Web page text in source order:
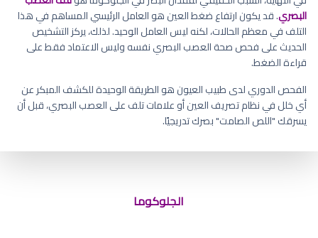
البصري. قد يكون ارتفاع ضغط العين هو العامل الرئيسي المساهم في هذا
التلف في معظم الحالات، لكنه ليس العامل الوحيد. لذلك، يركز التشخيص
الحديث على فحص صحة العصب البصري نفسه وليس الاعتماد فقط على
قراءة الضغط.
الفحص الدوري لدى طبيب العيون هو الطريقة الوحيدة للكشف المبكر عن
أي خلل في نظام تصريف العين أو علامات تلف على العصب البصري، قبل أن
يسرقك "اللص الصامت" بصرك تدريجيًا.
الجلوكوما